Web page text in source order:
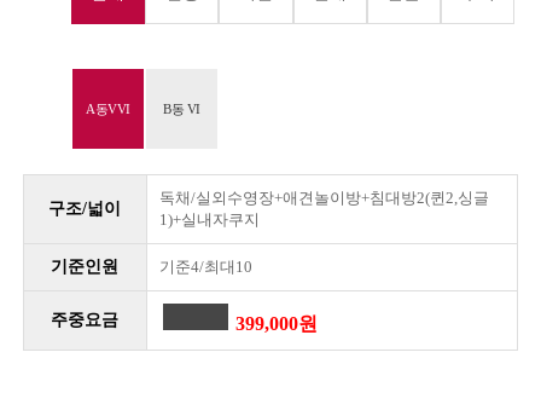
A동VVI B동 VI
구조/넓이
독채/실외수영장+애견놀이방+침대방2(퀸2,싱글
1)+실내자쿠지
기준인원 기준4/최대10
주중요금 399,000원